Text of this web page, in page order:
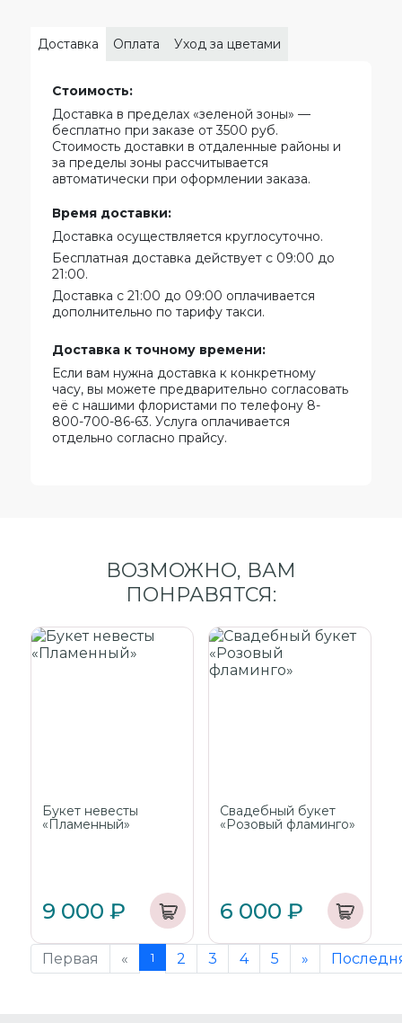
Доставка Оплата Уход за цветами
Стоимость:
Доставка в пределах «зеленой зоны» —
бесплатно при заказе от 3500 руб.
Стоимость доставки в отдаленные районы и
за пределы зоны рассчитывается
автоматически при оформлении заказа.
Время доставки:
Доставка осуществляется круглосуточно.
Бесплатная доставка действует с 09:00 до
21:00.
Доставка с 21:00 до 09:00 оплачивается
дополнительно по тарифу такси.
Доставка к точному времени:
Если вам нужна доставка к конкретному
часу, вы можете предварительно согласовать
её с нашими флористами по телефону 8-
800-700-86-63. Услуга оплачивается
отдельно согласно прайсу.
ВОЗМОЖНО, ВАМ
ПОНРАВЯТСЯ:
Букет невесты
«Пламенный»
9 000 ₽
Свадебный букет
«Розовый фламинго»
6 000 ₽
Первая « 1 2 3 4 5 »